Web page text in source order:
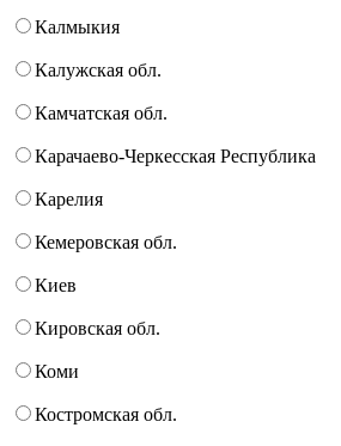
Калмыкия
Калужская обл.
Камчатская обл.
Карачаево-Черкесская Республика
Карелия
Кемеровская обл.
Киев
Кировская обл.
Коми
Костромская обл.